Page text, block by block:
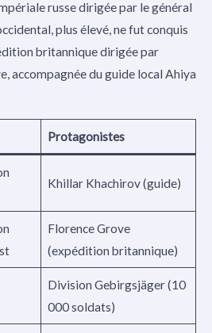
russe dirigée par le général
plus élevé, ne fut conquis
britannique dirigée par
accompagnée du guide local Ahiya
Protagonistes
Khillar Khachirov (guide)
Florence Grove
(expédition britannique)
Division Gebirgsjäger (10
000 soldats)